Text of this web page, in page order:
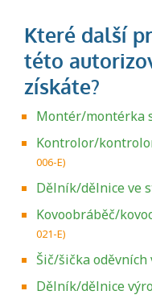
Montér/montérka
Kontrolor/
006-E)
Dělník/dělnice ve
Kovoobráběč/
021-E)
Šič/šička oděvních
Dělník/dělnice